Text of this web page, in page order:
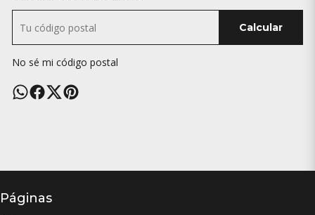
Calcular
No sé mi código postal
Páginas